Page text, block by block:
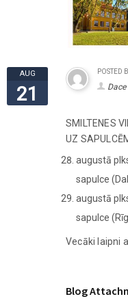
AUG
21
POSTED
SMILTENES
UZ
augustā
sapulce
augustā
sapulce
Vecāki laipni
Blog